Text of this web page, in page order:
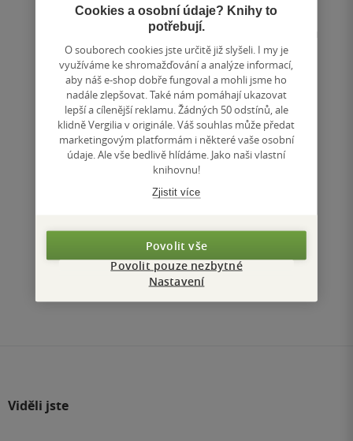
hvězdiček
Monografie přináší soudobý, komplexní pohled na
diagnostiku a léčbu poranění páteře a míchy. V oboru
páteřní chirurgie, kde je nedostatek...
Nedostupné
Uložit do seznamu
Nahoru
Zobrazeno 3 z 3
1
Přejít
na
/ 1
Viděli jste
Cookies a osobní údaje? Knihy to
potřebují.
O souborech cookies jste určitě již slyšeli. I my je
využíváme ke shromažďování a analýze informací,
aby náš e-shop dobře fungoval a mohli jsme ho
nadále zlepšovat. Také nám pomáhají ukazovat
lepší a cílenější reklamu. Žádných 50 odstínů, ale
klidně Vergilia v originále. Váš souhlas může předat
marketingovým platformám i některé vaše osobní
údaje. Ale vše bedlivě hlídáme. Jako naši vlastní
knihovnu!
Zjistit více
Povolit vše
Povolit pouze nezbytné
Nastavení